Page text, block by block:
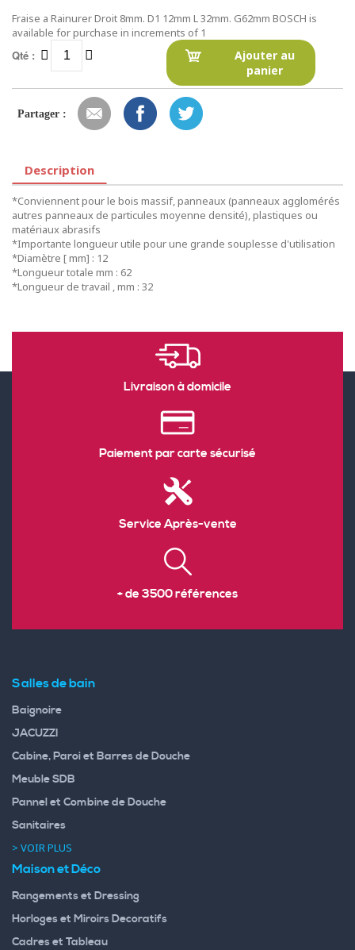
Fraise a Rainurer Droit 8mm. D1 12mm L 32mm. G62mm BOSCH is
available for purchase in increments of 1
Qté :
Ajouter au
panier
Partager :
Description
*Conviennent pour le bois massif, panneaux (panneaux agglomérés
autres panneaux de particules moyenne densité), plastiques ou
matériaux abrasifs
*Importante longueur utile pour une grande souplesse d'utilisation
*Diamètre [ mm] : 12
*Longueur totale mm : 62
*Longueur de travail , mm : 32
Livraison à domicile
Paiement par carte sécurisé
Service Après-vente
+ de 3500 références
Salles de bain
Baignoire
JACUZZI
Cabine, Paroi et Barres de Douche
Meuble SDB
Pannel et Combine de Douche
Sanitaires
> VOIR PLUS
Maison et Déco
Rangements et Dressing
Horloges et Miroirs Decoratifs
Cadres et Tableau